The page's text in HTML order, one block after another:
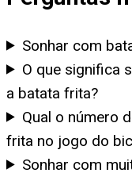
Sonhar com
O que significa
a batata frita?
Qual o número
frita no jogo do
Sonhar com